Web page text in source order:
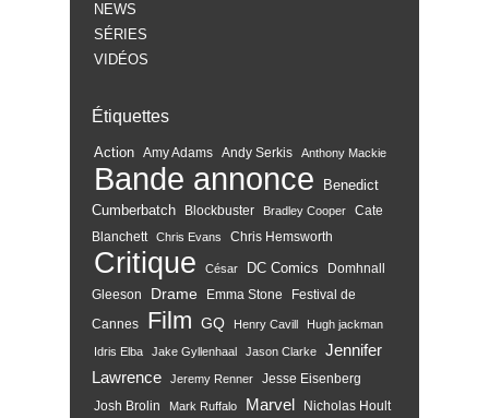
NEWS
SÉRIES
VIDÉOS
Étiquettes
Action Amy Adams Andy Serkis Anthony Mackie
Bande annonce
Benedict
Cumberbatch
Blockbuster Bradley Cooper
Cate
Blanchett
Chris Evans Chris Hemsworth
Critique César DC Comics
Domhnall
Gleeson
Drame Emma Stone
Festival de
Cannes
Film GQ Henry Cavill Hugh jackman
Idris Elba Jake Gyllenhaal Jason Clarke
Jennifer
Lawrence
Jeremy Renner
Jesse Eisenberg
Josh Brolin
Mark Ruffalo Marvel Nicholas Hoult